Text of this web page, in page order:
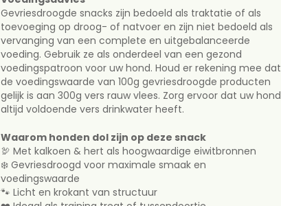
verwenmomentje.
Voedingsadvies
Gevriesdroogde snacks zijn bedoeld als traktatie of als
toevoeging op droog- of natvoer en zijn niet bedoeld
als vervanging van een complete en
uitgebalanceerde voeding. Gebruik ze als onderdeel
van een gezond voedingspatroon voor uw hond. Houd
er rekening mee dat de voedingswaarde van 100g
gevriesdroogde producten gelijk is aan 300g vers rauw
vlees. Zorg ervoor dat uw hond altijd voldoende vers
drinkwater heeft.
Waarom honden dol zijn op deze snack
🦃 Met kalkoen & hert als hoogwaardige eiwitbronnen
Gevriesdroogde snacks zijn bedoeld als traktatie of als
toevoeging op droog- of natvoer en zijn niet bedoeld als
vervanging van een complete en uitgebalanceerde
voeding. Gebruik ze als onderdeel van een gezond
voedingspatroon voor uw hond. Houd er rekening mee dat
de voedingswaarde van 100g gevriesdroogde producten
gelijk is aan 300g vers rauw vlees. Zorg ervoor dat uw hond
altijd voldoende vers drinkwater heeft.
Waarom honden dol zijn op deze snack
🦃 Met kalkoen & hert als hoogwaardige eiwitbronnen
❄️ Gevriesdroogd voor maximale smaak en
voedingswaarde
🐾 Licht en krokant van structuur